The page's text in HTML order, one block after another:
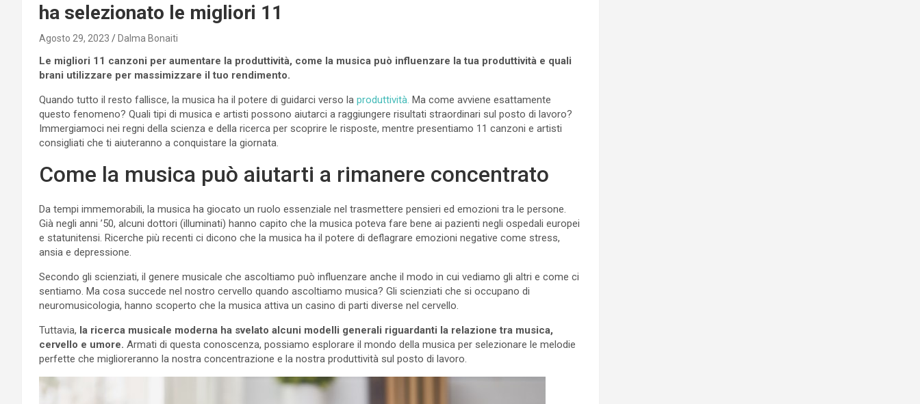
ha selezionato le migliori 11
Agosto 29, 2023 Dalma Bonaiti
Le migliori 11 canzoni per aumentare la produttività, come la musica può influenzare la tua produttività e quali
brani utilizzare per massimizzare il tuo rendimento.
Quando tutto il resto fallisce, la musica ha il potere di guidarci verso la produttività. Ma come avviene esattamente
questo fenomeno? Quali tipi di musica e artisti possono aiutarci a raggiungere risultati straordinari sul posto di lavoro?
Immergiamoci nei regni della scienza e della ricerca per scoprire le risposte, mentre presentiamo 11 canzoni e artisti
consigliati che ti aiuteranno a conquistare la giornata.
Come la musica può aiutarti a rimanere concentrato
Da tempi immemorabili, la musica ha giocato un ruolo essenziale nel trasmettere pensieri ed emozioni tra le persone.
Già negli anni ’50, alcuni dottori (illuminati) hanno capito che la musica poteva fare bene ai pazienti negli ospedali europei
e statunitensi. Ricerche più recenti ci dicono che la musica ha il potere di deflagrare emozioni negative come stress,
ansia e depressione.
Secondo gli scienziati, il genere musicale che ascoltiamo può influenzare anche il modo in cui vediamo gli altri e come ci
sentiamo. Ma cosa succede nel nostro cervello quando ascoltiamo musica? Gli scienziati che si occupano di
neuromusicologia, hanno scoperto che la musica attiva un casino di parti diverse nel cervello.
Tuttavia, la ricerca musicale moderna ha svelato alcuni modelli generali riguardanti la relazione tra musica,
cervello e umore. Armati di questa conoscenza, possiamo esplorare il mondo della musica per selezionare le melodie
perfette che miglioreranno la nostra concentrazione e la nostra produttività sul posto di lavoro.